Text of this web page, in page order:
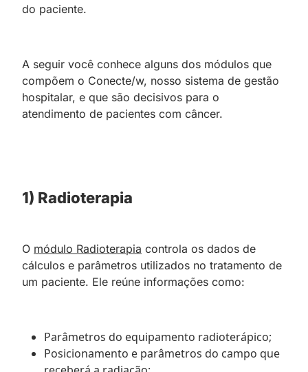
do paciente.
A seguir você conhece alguns dos módulos que
compõem o Conecte/w, nosso sistema de gestão
hospitalar, e que são decisivos para o
atendimento de pacientes com câncer.
1) Radioterapia
O módulo Radioterapia controla os dados de
cálculos e parâmetros utilizados no tratamento de
um paciente. Ele reúne informações como:
Parâmetros do equipamento radioterápico;
Posicionamento e parâmetros do campo que